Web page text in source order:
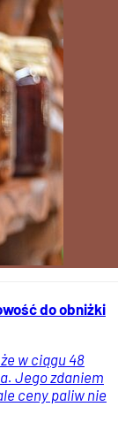
do obniżki
w ciągu 48
Jego zdaniem
ceny paliw nie